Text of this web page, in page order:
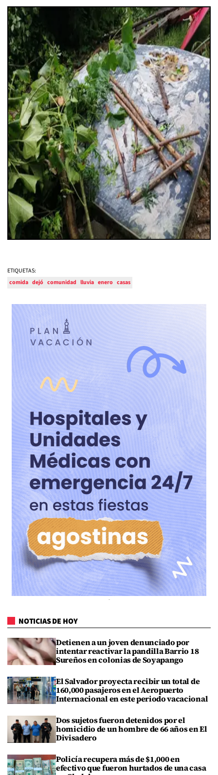
ETIQUETAS:
comida dejó comunidad lluvia enero casas
NOTICIAS DE HOY
Detienen a un joven denunciado por
intentar reactivar la pandilla Barrio 18
Sureños en colonias de Soyapango
El Salvador proyecta recibir un total de
160,000 pasajeros en el Aeropuerto
Internacional en este periodo vacacional
Dos sujetos fueron detenidos por el
homicidio de un hombre de 66 años en El
Divisadero
Policía recupera más de $1,000 en
efectivo que fueron hurtados de una casa